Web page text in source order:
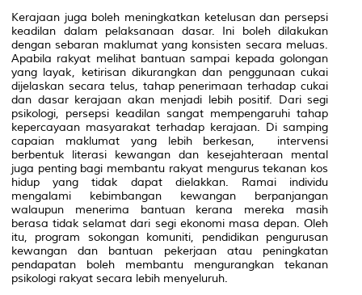
Kerajaan juga boleh meningkatkan ketelusan dan persepsi
keadilan dalam pelaksanaan dasar. Ini boleh dilakukan
dengan sebaran maklumat yang konsisten secara meluas.
Apabila rakyat melihat bantuan sampai kepada golongan
yang layak, ketirisan dikurangkan dan penggunaan cukai
dijelaskan secara telus, tahap penerimaan terhadap cukai
dan dasar kerajaan akan menjadi lebih positif. Dari segi
psikologi, persepsi keadilan sangat mempengaruhi tahap
kepercayaan masyarakat terhadap kerajaan. Di samping
capaian maklumat yang lebih berkesan, intervensi
berbentuk literasi kewangan dan kesejahteraan mental
juga penting bagi membantu rakyat mengurus tekanan kos
hidup yang tidak dapat dielakkan. Ramai individu
mengalami kebimbangan kewangan berpanjangan
walaupun menerima bantuan kerana mereka masih
berasa tidak selamat dari segi ekonomi masa depan. Oleh
itu, program sokongan komuniti, pendidikan pengurusan
kewangan dan bantuan pekerjaan atau peningkatan
pendapatan boleh membantu mengurangkan tekanan
psikologi rakyat secara lebih menyeluruh.